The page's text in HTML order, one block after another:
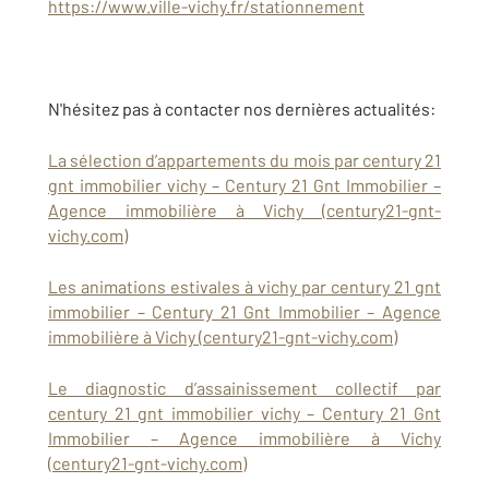
https://www.ville-vichy.fr/stationnement
N'hésitez pas à contacter nos dernières actualités:
La sélection d’appartements du mois par century 21
gnt immobilier vichy – Century 21 Gnt Immobilier –
Agence immobilière à Vichy (century21-gnt-
vichy.com)
Les animations estivales à vichy par century 21 gnt
immobilier – Century 21 Gnt Immobilier – Agence
immobilière à Vichy (century21-gnt-vichy.com)
Le diagnostic d’assainissement collectif par
century 21 gnt immobilier vichy – Century 21 Gnt
Immobilier – Agence immobilière à Vichy
(century21-gnt-vichy.com)